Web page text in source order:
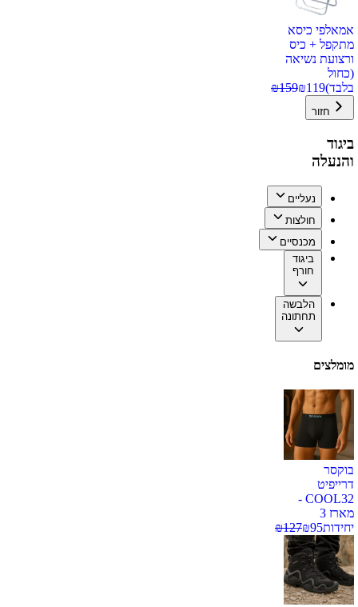
אמאלפי כיסא
מתקפל + כיס
ורצועת נשיאה
(כחול
בלבד)
₪119
₪159
חזור
ביגוד
והנעלה
נעליים
חולצות
מכנסיים
ביגוד
חורף
הלבשה
תחתונה
מומלצים
בוקסר
דרייפיט
COOL32 -
מארז 3
יחידות
₪95
₪127